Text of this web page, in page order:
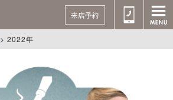
来店予約
>2022年